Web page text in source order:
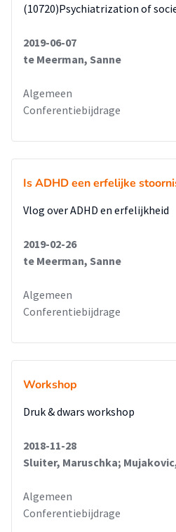
(10720)Psychiatrization of
2019-06-07
te Meerman, Sanne
Algemeen
Conferentiebijdrage
Is ADHD een erfelijke
Vlog over ADHD en erfelijkheid
2019-02-26
te Meerman, Sanne
Algemeen
Conferentiebijdrage
Workshop
Druk & dwars workshop
2018-11-28
Sluiter, Maruschka;
Algemeen
Conferentiebijdrage